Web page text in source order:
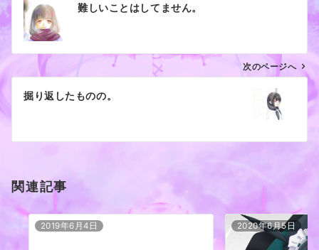
ョ
ン
難しいことはしてません。
次のページへ
掘り返したものの。
関連記事
2019年6月4日 2020年6月5日